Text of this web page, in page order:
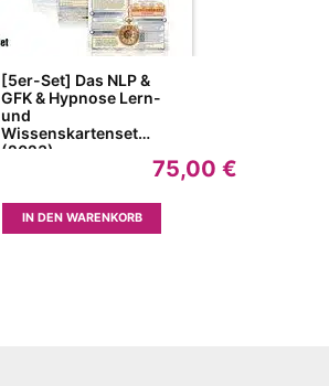
[5er-Set] Das NLP &
GFK & Hypnose Lern-
und
Wissenskartenset
(2023)
75,00€
IN DEN WARENKORB